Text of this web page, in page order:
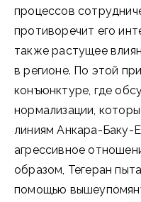
процессов
противоречит его
также растущее
в регионе. По этой
конъюнктуре, где
нормализации,
линиям Анкара-Баку-
агрессивное
образом, Тегеран
помощью